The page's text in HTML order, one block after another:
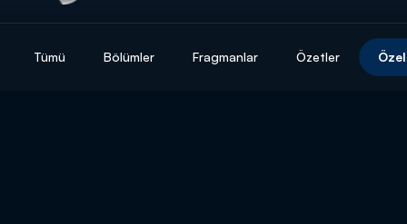
Tümü Bölümler Fragmanlar Özetler